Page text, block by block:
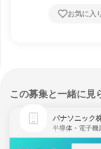
お気に入
この募集と一緒に見
パナソニック
半導体・電子機